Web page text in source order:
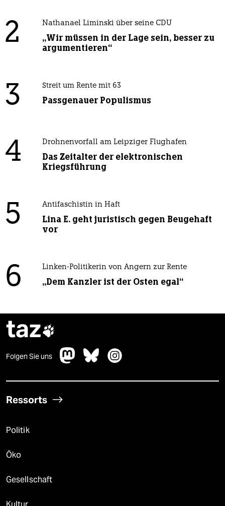
2 Nathanael Liminski über seine CDU
„Wir müssen in der Lage sein, besser zu
argumentieren“
3 Streit um Rente mit 63
Passgenauer Populismus
4 Drohnenvorfall am Leipziger Flughafen
Das Zeitalter der elektronischen
Kriegsführung
5 Antifaschistin in Haft
Lina E. geht juristisch gegen Beugehaft
vor
6 Linken-Politikerin von Angern zur Rente
„Dem Kanzler ist der Osten egal“
taz
Folgen Sie uns
Ressorts
Politik
Öko
Gesellschaft